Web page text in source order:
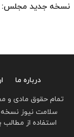
نسخه جدید مجلس:
درباره ما
تمام حقوق مادی و
سلامت نیوز نسخه
استفاده از مطالب